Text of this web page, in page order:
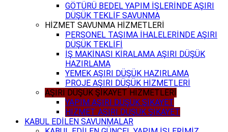
GÖTÜRÜ BEDEL YAPIM İŞLERİNDE AŞIRI
DÜŞÜK TEKLİF SAVUNMA
HİZMET SAVUNMA HİZMETLERİ
PERSONEL TAŞIMA İHALELERİNDE AŞIRI
DÜŞÜK TEKLİFİ
İŞ MAKİNASI KİRALAMA AŞIRI DÜŞÜK
HAZIRLAMA
YEMEK AŞIRI DÜŞÜK HAZIRLAMA
PROJE AŞIRI DÜŞÜK HİZMETLERİ
AŞIRI DÜŞÜK ŞİKAYET HİZMETLERİ
YAPIM AŞIRI DÜŞÜK ŞİKAYET
HİZMET AŞIRI DÜŞÜK ŞİKAYET
KABUL EDİLEN SAVUNMALAR